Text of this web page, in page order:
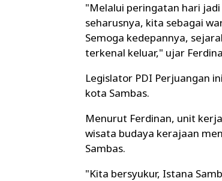
"Melalui peringatan hari
seharusnya, kita sebagai
Semoga kedepannya,
terkenal keluar," ujar
Legislator PDI Perjuangan
kota Sambas.
Menurut Ferdinan, unit
wisata budaya kerajaan
Sambas.
"Kita bersyukur, Istana